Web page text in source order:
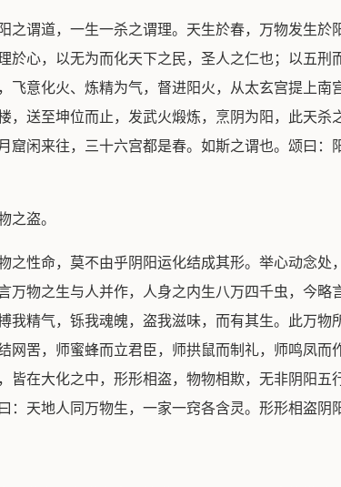
之谓道，一生一杀之谓理。天生於春，万物发生於
於心，以无为而化天下之民，圣人之仁也；以五刑
飞意化火、炼精为气，督进阳火，从太玄宫提上
，送至坤位而止，发武火煅炼，烹阴为阳，此天
窟闲来往，三十六宫都是春。如斯之谓也。颂曰：
之盗。
之性命，莫不由乎阴阳运化结成其形。举心动念
万物之生与人并作，人身之内生八万四千虫，今
我精气，铄我魂魄，盗我滋味，而有其生。此万
网罟，师蜜蜂而立君臣，师拱鼠而制礼，师鸣凤而
皆在大化之中，形形相盗，物物相欺，无非阴阳
天地人同万物生，一家一窍各含灵。形形相盗阴